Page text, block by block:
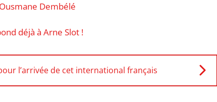
Dembélé
déjà à Arne Slot !
l’arrivée de cet international français